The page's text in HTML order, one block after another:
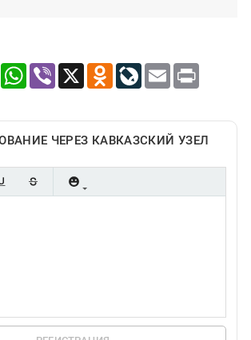
WhatsApp
Viber X Odnoklassniki
LiveJournal
Email Print
ЧЕРЕЗ КАВКАЗСКИЙ УЗЕЛ